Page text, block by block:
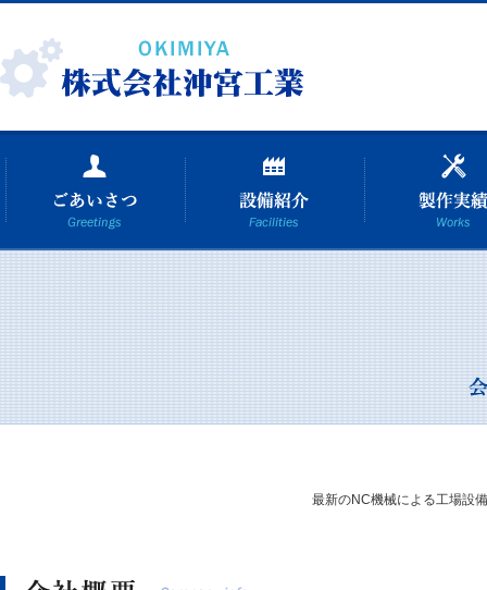
最新のNC機械による工場設